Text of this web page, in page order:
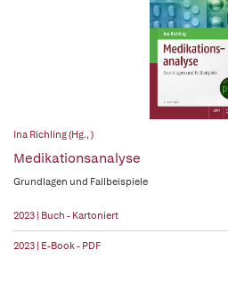
Ina Richling (Hg., )
Medikationsanalyse
Grundlagen und Fallbeispiele
2023 | Buch - Kartoniert
2023 | E-Book - PDF